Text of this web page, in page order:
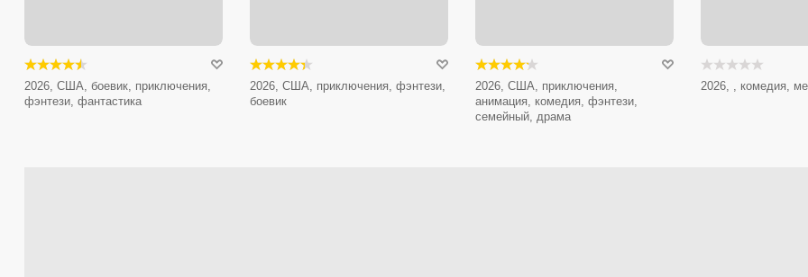
2026, США, боевик, приключения,
фэнтези, фантастика
2026, США, приключения, фэнтези,
боевик
2026, США, приключения,
анимация, комедия, фэнтези,
семейный, драма
2026, , комедия,